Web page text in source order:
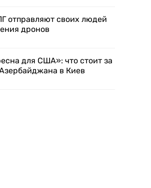
отправляют своих людей
дронов
для США»: что стоит за
в Киев